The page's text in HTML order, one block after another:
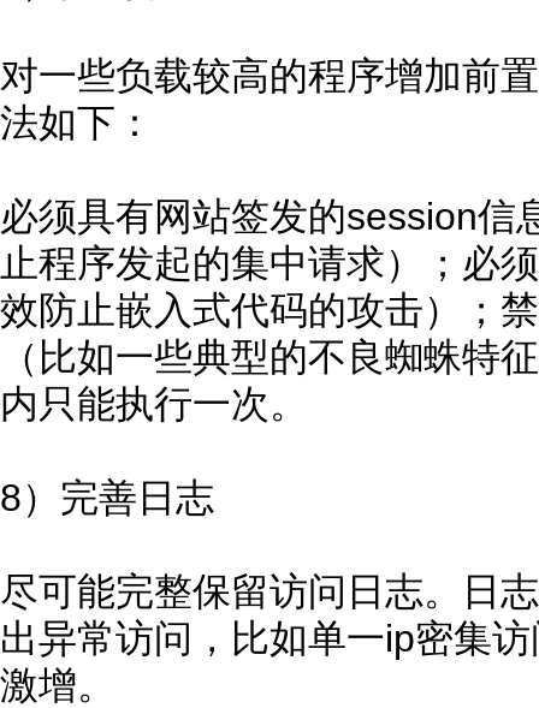
对一些负载较高的程序增加前
法如下：
必须具有网站签发的session信
止程序发起的集中请求）；必
效防止嵌入式代码的攻击）；
（比如一些典型的不良蜘蛛特
内只能执行一次。
8）完善日志
尽可能完整保留访问日志。日
出异常访问，比如单一ip密集
激增。